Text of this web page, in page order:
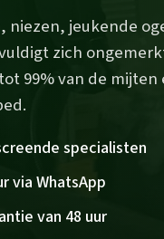
niezen, jeukende
zich
99% van de mijten
specialisten
via WhatsApp
van 48 uur